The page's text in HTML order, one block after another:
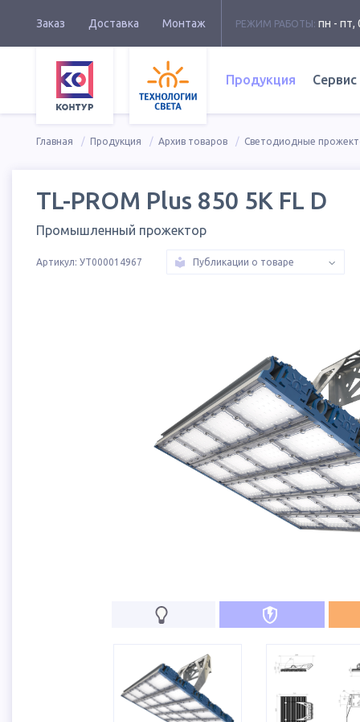
Заказ Доставка Монтаж РЕЖИМ РАБОТЫ: пн - пт,
Продукция Сервис
Главная Продукция Архив товаров Светодиодные
TL-PROM Plus 850 5K FL D
Промышленный прожектор
Артикул: УТ000014967 Публикации о товаре